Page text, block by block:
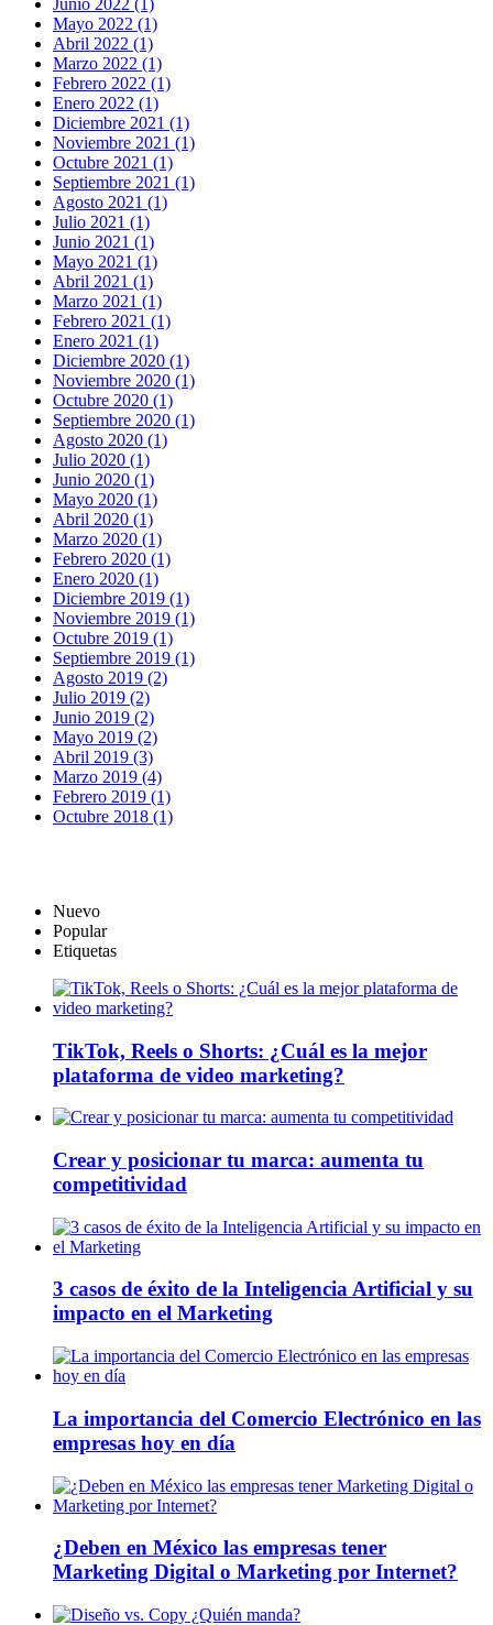
Mayo 2022 (1)
Abril 2022 (1)
Marzo 2022 (1)
Febrero 2022 (1)
Enero 2022 (1)
Diciembre 2021 (1)
Noviembre 2021 (1)
Octubre 2021 (1)
Septiembre 2021 (1)
Agosto 2021 (1)
Julio 2021 (1)
Junio 2021 (1)
Mayo 2021 (1)
Abril 2021 (1)
Marzo 2021 (1)
Febrero 2021 (1)
Enero 2021 (1)
Diciembre 2020 (1)
Noviembre 2020 (1)
Octubre 2020 (1)
Septiembre 2020 (1)
Agosto 2020 (1)
Julio 2020 (1)
Junio 2020 (1)
Mayo 2020 (1)
Abril 2020 (1)
Marzo 2020 (1)
Febrero 2020 (1)
Enero 2020 (1)
Diciembre 2019 (1)
Noviembre 2019 (1)
Octubre 2019 (1)
Septiembre 2019 (1)
Agosto 2019 (2)
Julio 2019 (2)
Junio 2019 (2)
Mayo 2019 (2)
Abril 2019 (3)
Marzo 2019 (4)
Febrero 2019 (1)
Octubre 2018 (1)
Nuevo
Popular
Etiquetas
TikTok, Reels o Shorts: ¿Cuál es la mejor
plataforma de video marketing?
Crear y posicionar tu marca: aumenta tu
competitividad
3 casos de éxito de la Inteligencia Artificial y su
impacto en el Marketing
La importancia del Comercio Electrónico en las
empresas hoy en día
¿Deben en México las empresas tener
Marketing Digital o Marketing por Internet?